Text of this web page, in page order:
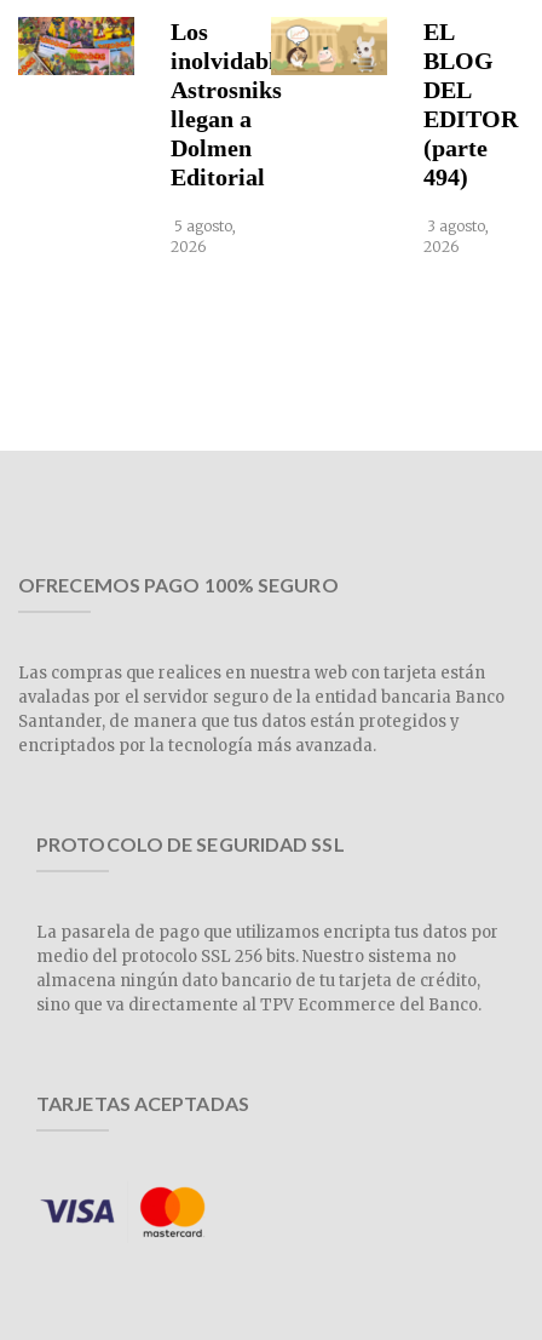
Los
inolvidables
Astrosniks
llegan a
Dolmen
Editorial
5 agosto,
2026
EL
BLOG
DEL
EDITOR
(parte
494)
3 agosto,
2026
OFRECEMOS PAGO 100% SEGURO
Las compras que realices en nuestra web con tarjeta están
avaladas por el servidor seguro de la entidad bancaria Banco
Santander, de manera que tus datos están protegidos y
encriptados por la tecnología más avanzada.
PROTOCOLO DE SEGURIDAD SSL
La pasarela de pago que utilizamos encripta tus datos por
medio del protocolo SSL 256 bits. Nuestro sistema no
almacena ningún dato bancario de tu tarjeta de crédito,
sino que va directamente al TPV Ecommerce del Banco.
TARJETAS ACEPTADAS